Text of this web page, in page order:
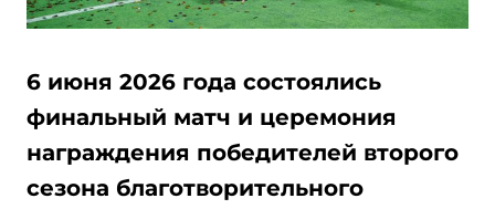
6 июня 2026 года состоялись
финальный матч и церемония
награждения победителей второго
сезона благотворительного